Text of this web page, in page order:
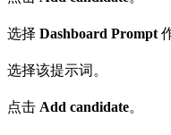
选择 Dashboard Prompt
选择该提示词。
点击 Add candidate。